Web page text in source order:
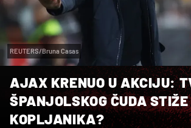
REUTERS/Bruna Casas
AJAX KRENUO U AKCIJU:
ŠPANJOLSKOG ČUDA
KOPLJANIKA?